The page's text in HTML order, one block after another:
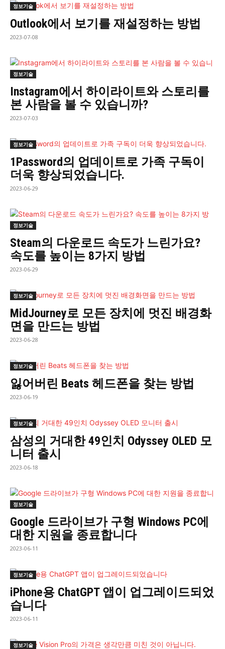
정보기술
Outlook에서 보기를 재설정하는 방법
2023-07-08
정보기술
Instagram에서 하이라이트와 스토리를
본 사람을 볼 수 있습니까?
2023-07-03
정보기술
1Password의 업데이트로 가족 구독이
더욱 향상되었습니다.
2023-06-29
정보기술
Steam의 다운로드 속도가 느린가요?
속도를 높이는 8가지 방법
2023-06-29
정보기술
MidJourney로 모든 장치에 멋진 배경화
면을 만드는 방법
2023-06-28
정보기술
잃어버린 Beats 헤드폰을 찾는 방법
2023-06-19
정보기술
삼성의 거대한 49인치 Odyssey OLED 모
니터 출시
2023-06-18
정보기술
Google 드라이브가 구형 Windows PC에
대한 지원을 종료합니다
2023-06-11
정보기술
iPhone용 ChatGPT 앱이 업그레이드되었
습니다
2023-06-11
정보기술